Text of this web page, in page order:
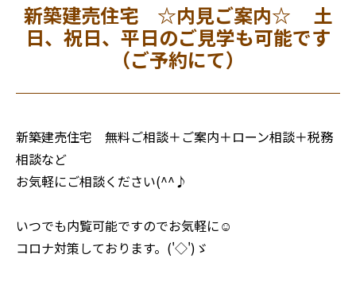
新築建売住宅 ☆内見ご案内☆ 土
日、祝日、平日のご見学も可能です
（ご予約にて）
新築建売住宅 無料ご相談＋ご案内＋ローン相談＋税務
相談など
お気軽にご相談ください(^^♪
いつでも内覧可能ですのでお気軽に☺
コロナ対策しております。('◇')ゞ